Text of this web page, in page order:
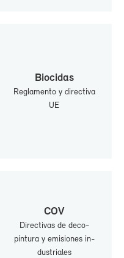
Bio­ci­das
Re­gla­men­to y di­rec­ti­va
UE
COV
Di­rec­ti­vas de deco-​
pintura y emi­sio­nes in­
dus­tria­les